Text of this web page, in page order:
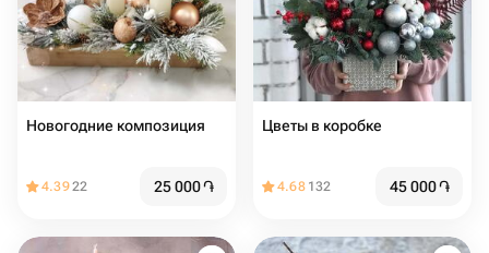
Новогодние композиция
4.3922 25 000֏
Цветы в коробке
4.68 132 45 000֏